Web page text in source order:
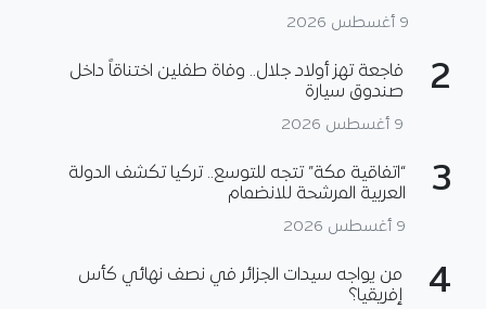
9 أغسطس 2026
2
فاجعة تهز أولاد جلال.. وفاة طفلين اختناقاً داخل
صندوق سيارة
9 أغسطس 2026
3
“اتفاقية مكة” تتجه للتوسع.. تركيا تكشف الدولة
العربية المرشحة للانضمام
9 أغسطس 2026
4
من يواجه سيدات الجزائر في نصف نهائي كأس
إفريقيا؟